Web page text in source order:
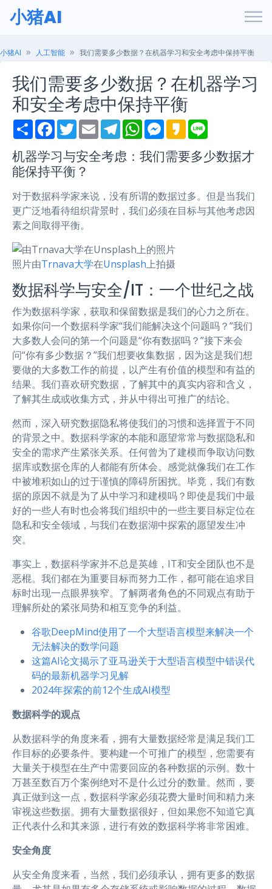
小猪AI
小猪AI 人工智能 我们需要多少数据？在机器学习和安全考虑中保持平衡
我们需要多少数据？在机器学习
和安全考虑中保持平衡
S
h
r
e
F
a
e
b
o
k
T
w
t
t
e
E
m
i
l
T
e
e
g
m
W
h
t
s
p
M
e
s
e
e
r
K
a
a
o
e
机器学习与安全考虑：我们需要多少数据才
能保持平衡？
对于数据科学家来说，没有所谓的数据过多。但是当我们
更广泛地看待组织背景时，我们必须在目标与其他考虑因
素之间取得平衡。
照片由Trnava大学在Unsplash上拍摄
数据科学与安全/IT：一个世纪之战
作为数据科学家，获取和保留数据是我们的心力之所在。
如果你问一个数据科学家“我们能解决这个问题吗？”我们
大多数人会问的第一个问题是“你有数据吗？”接下来会
问“你有多少数据？”我们想要收集数据，因为这是我们想
要做的大多数工作的前提，以产生有价值的模型和有益的
结果。我们喜欢研究数据，了解其中的真实内容和含义，
了解其生成或收集方式，并从中得出可推广的结论。
然而，深入研究数据隐私将使我们的习惯和选择置于不同
的背景之中。数据科学家的本能和愿望常常与数据隐私和
安全的需求产生紧张关系。任何曾为了建模而争取访问数
据库或数据仓库的人都能有所体会。感觉就像我们在工作
中被堆积如山的过于谨慎的障碍所困扰。毕竟，我们有数
据的原因不就是为了从中学习和建模吗？即使是我们中最
好的一些人有时也会将我们组织中的一些主要目标定位在
隐私和安全领域，与我们在数据湖中探索的愿望发生冲
突。
事实上，数据科学家并不总是英雄，IT和安全团队也不是
恶棍。我们都在为重要目标而努力工作，都可能在追求目
标时出现一点眼界狭窄。了解两者角色的不同观点有助于
理解所处的紧张局势和相互竞争的利益。
谷歌DeepMind使用了一个大型语言模型来解决一个
无法解决的数学问题
这篇AI论文揭示了亚马逊关于大型语言模型中错误代
码的最新机器学习见解
2024年探索的前12个生成AI模型
数据科学的观点
从数据科学的角度来看，拥有大量数据经常是满足我们工
作目标的必要条件。要构建一个可推广的模型，您需要有
大量关于模型在生产中需要回应的各种数据的示例。数十
万甚至数百万个案例绝对不是什么过分的数量。然而，要
真正做到这一点，数据科学家必须花费大量时间和精力来
审视这些数据。拥有大量数据很好，但如果您不知道它真
正代表什么和其来源，进行有效的数据科学将非常困难。
安全角度
从安全角度来看，当然，我们必须承认，拥有更多的数据